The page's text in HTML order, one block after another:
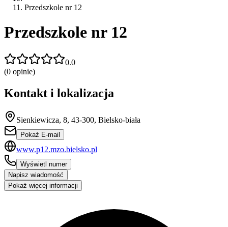
Przedszkole nr 12
Przedszkole nr 12
0.0
(0 opinie)
Kontakt i lokalizacja
Sienkiewicza, 8, 43-300, Bielsko-biała
Pokaż E-mail
www.p12.mzo.bielsko.pl
Wyświetl numer
Napisz wiadomość
Pokaż więcej informacji